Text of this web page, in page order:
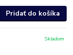
Pridať do košíka
Skladom